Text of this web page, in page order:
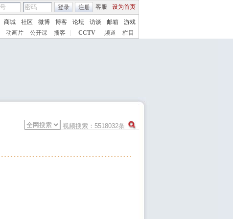
客服 设为首页
登录 注册
商城 社区 微博 博客 论坛 访谈 邮箱
游戏
动画片 公开课 播客 CCTV 频道 栏目